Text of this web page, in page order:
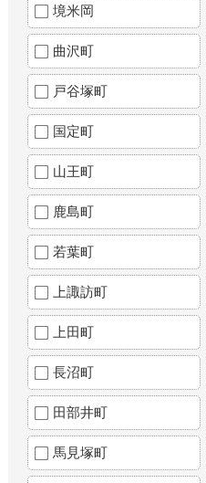
境米岡
曲沢町
戸谷塚町
国定町
山王町
鹿島町
若葉町
上諏訪町
上田町
長沼町
田部井町
馬見塚町